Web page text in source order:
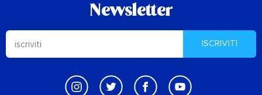
Newsletter
ISCRIVITI